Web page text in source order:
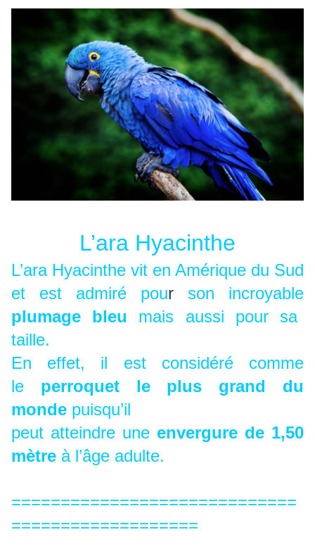
L’ara Hyacinthe
L’ara Hyacinthe vit en Amérique du Sud
et est admiré pour son incroyable
plumage bleu mais aussi pour sa
taille.
En effet, il est considéré comme
le perroquet le plus grand du
monde puisqu’il
peut atteindre une envergure de 1,50
mètre à l’âge adulte.
=============================
===================